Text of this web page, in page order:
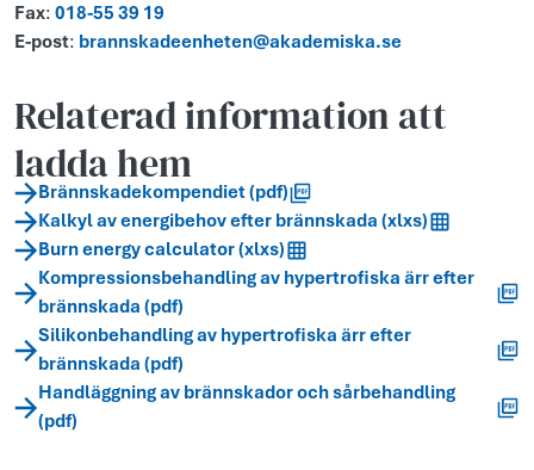
Fax: 018-55 39 19
E-post: brannskadeenheten@akademiska.se
Relaterad information att
ladda hem
Brännskadekompendiet (pdf)
Kalkyl av energibehov efter brännskada (xlxs)
Burn energy calculator (xlxs)
Kompressionsbehandling av hypertrofiska ärr efter
brännskada (pdf)
Silikonbehandling av hypertrofiska ärr efter
brännskada (pdf)
Handläggning av brännskador och sårbehandling
(pdf)